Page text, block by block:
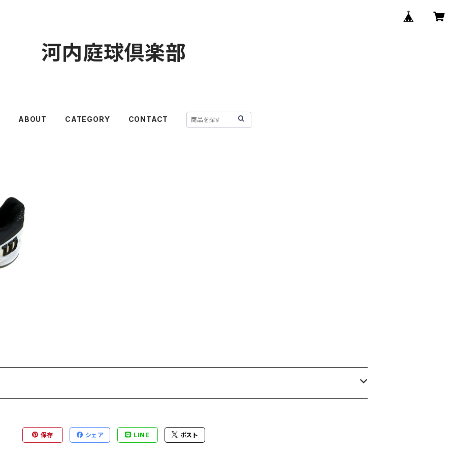
河内庭球倶楽部
ABOUT CATEGORY CONTACT
ト
保存 シェア LINE ポスト